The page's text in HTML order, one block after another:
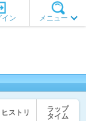
メニュー
イン
ヒストリ
ラップ
タイム